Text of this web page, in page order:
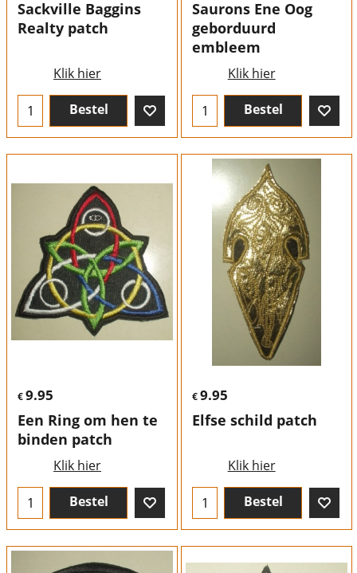
Sackville Baggins
Realty patch
Klik hier
Bestel
Saurons Ene Oog
geborduurd
embleem
Klik hier
Bestel
€9.95
Een Ring om hen te
binden patch
Klik hier
Bestel
€9.95
Elfse schild patch
Klik hier
Bestel